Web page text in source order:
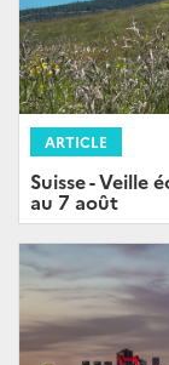
ARTICLE
Suisse -
au 7 août